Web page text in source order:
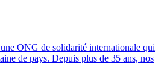
ONG de solidarité internationale qui
de pays. Depuis plus de 35 ans, nos